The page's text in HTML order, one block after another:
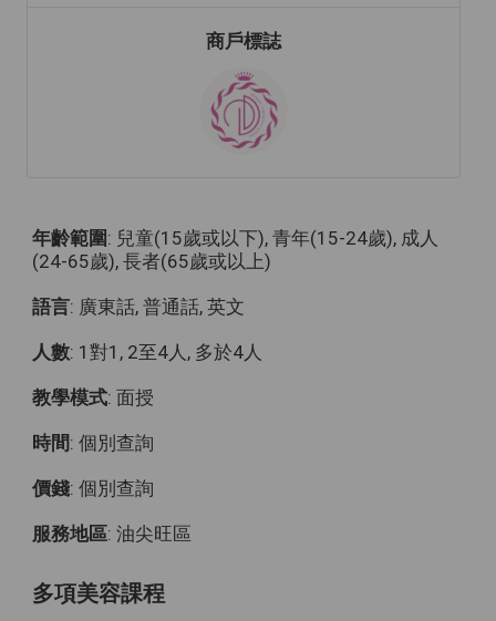
商戶標誌
年齡範圍: 兒童(15歲或以下), 青年(15-24歲), 成人
(24-65歲), 長者(65歲或以上)
語言: 廣東話, 普通話, 英文
人數: 1對1, 2至4人, 多於4人
教學模式: 面授
時間: 個別查詢
價錢: 個別查詢
服務地區: 油尖旺區
多項美容課程